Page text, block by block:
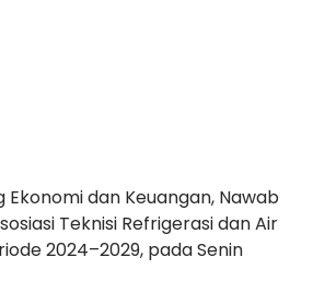
Ekonomi dan Keuangan, Nawab
Teknisi Refrigerasi dan Air
2024–2029, pada Senin